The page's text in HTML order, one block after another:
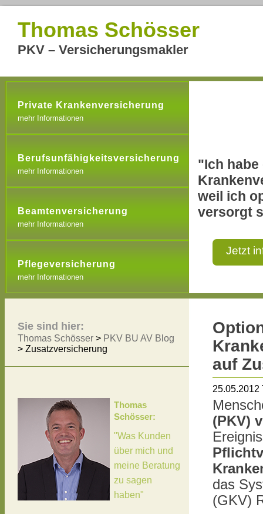
Thomas Schösser
PKV – Versicherungsmakler
Private Krankenversicherung
mehr Informationen
Berufsunfähigkeitsversicherung
mehr Informationen
Beamtenversicherung
mehr Informationen
Pflegeversicherung
mehr Informationen
"Ich habe
weil ich
versorgt
Jetzt
auf
25.05.2012
(PKV)
das
(GKV)
Sie sind hier:
Thomas Schösser > PKV BU AV Blog
> Zusatzversicherung
Thomas
Schösser:
"Was Kunden
über mich und
meine Beratung
zu sagen
haben"